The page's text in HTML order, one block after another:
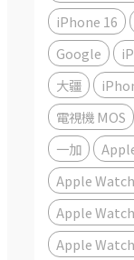
iPhone 16
Google
大疆
電視機 MOS
一加
Apple
Apple
Apple